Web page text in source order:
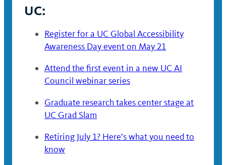
UC:
Register for a UC Global Accessibility
Awareness Day event on May 21
Attend the first event in a new UC AI
Council webinar series
Graduate research takes center stage at
UC Grad Slam
Retiring July 1? Here’s what you need to
know